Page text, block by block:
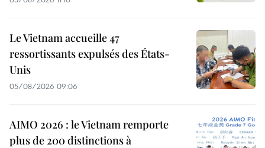
Le Vietnam accueille 47
ressortissants expulsés des États-
Unis
05/08/2026 09:06
AIMO 2026 : le Vietnam remporte
plus de 200 distinctions à